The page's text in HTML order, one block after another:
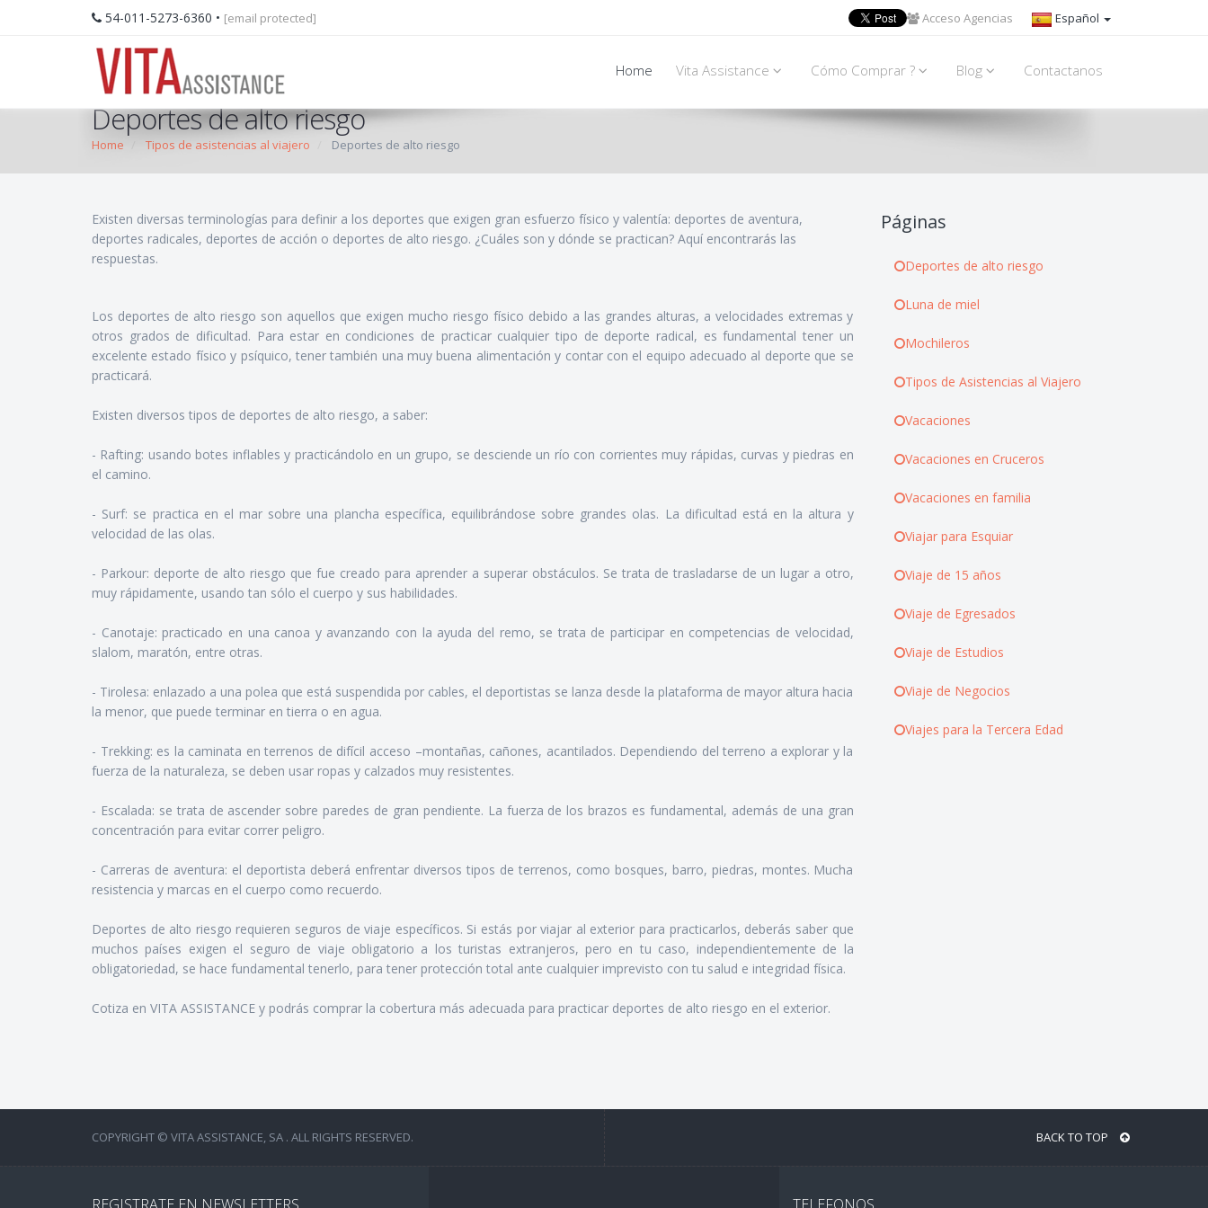
54-011-5273-6360 • [email protected] Español
Acceso Agencias
Home Vita Assistance Cómo Comprar ? Blog Contactanos
Deportes de alto riesgo
Home Tipos de asistencias al viajero Deportes de alto riesgo
Existen diversas terminologías para definir a los deportes que exigen gran esfuerzo físico y valentía: deportes de aventura,
deportes radicales, deportes de acción o deportes de alto riesgo. ¿Cuáles son y dónde se practican? Aquí encontrarás las
respuestas.
Los deportes de alto riesgo son aquellos que exigen mucho riesgo físico debido a las grandes alturas, a velocidades extremas y
otros grados de dificultad. Para estar en condiciones de practicar cualquier tipo de deporte radical, es fundamental tener un
excelente estado físico y psíquico, tener también una muy buena alimentación y contar con el equipo adecuado al deporte que se
practicará.
Existen diversos tipos de deportes de alto riesgo, a saber:
- Rafting: usando botes inflables y practicándolo en un grupo, se desciende un río con corrientes muy rápidas, curvas y piedras en
el camino.
- Surf: se practica en el mar sobre una plancha específica, equilibrándose sobre grandes olas. La dificultad está en la altura y
velocidad de las olas.
- Parkour: deporte de alto riesgo que fue creado para aprender a superar obstáculos. Se trata de trasladarse de un lugar a otro,
muy rápidamente, usando tan sólo el cuerpo y sus habilidades.
- Canotaje: practicado en una canoa y avanzando con la ayuda del remo, se trata de participar en competencias de velocidad,
slalom, maratón, entre otras.
- Tirolesa: enlazado a una polea que está suspendida por cables, el deportistas se lanza desde la plataforma de mayor altura hacia
la menor, que puede terminar en tierra o en agua.
- Trekking: es la caminata en terrenos de difícil acceso –montañas, cañones, acantilados. Dependiendo del terreno a explorar y la
fuerza de la naturaleza, se deben usar ropas y calzados muy resistentes.
- Escalada: se trata de ascender sobre paredes de gran pendiente. La fuerza de los brazos es fundamental, además de una gran
concentración para evitar correr peligro.
- Carreras de aventura: el deportista deberá enfrentar diversos tipos de terrenos, como bosques, barro, piedras, montes. Mucha
resistencia y marcas en el cuerpo como recuerdo.
Deportes de alto riesgo requieren seguros de viaje específicos. Si estás por viajar al exterior para practicarlos, deberás saber que
muchos países exigen el seguro de viaje obligatorio a los turistas extranjeros, pero en tu caso, independientemente de la
obligatoriedad, se hace fundamental tenerlo, para tener protección total ante cualquier imprevisto con tu salud e integridad física.
Cotiza en VITA ASSISTANCE y podrás comprar la cobertura más adecuada para practicar deportes de alto riesgo en el exterior.
Páginas
Deportes de alto riesgo
Luna de miel
Mochileros
Tipos de Asistencias al Viajero
Vacaciones
Vacaciones en Cruceros
Vacaciones en familia
Viajar para Esquiar
Viaje de 15 años
Viaje de Egresados
Viaje de Estudios
Viaje de Negocios
Viajes para la Tercera Edad
COPYRIGHT © VITA ASSISTANCE, SA . ALL RIGHTS RESERVED. BACK TO TOP